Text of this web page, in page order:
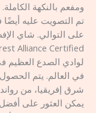
ومفعم بالنكهة
على التوالي. شاي
لوادي الصدع العظيم
في العالم. يتم
شرق إفريقيا، من
يمكن العثور على أفضل